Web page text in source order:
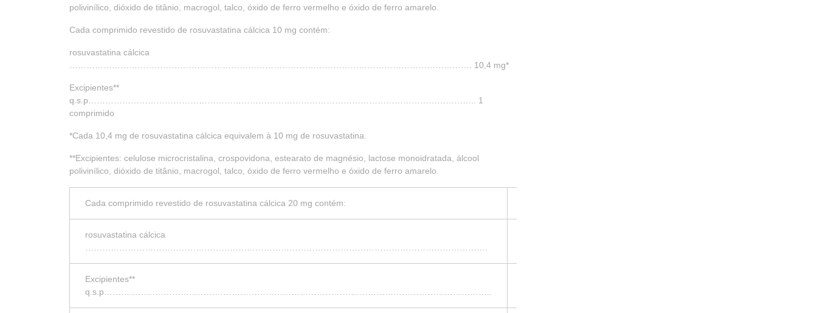
polivinílico, dióxido de titânio, macrogol, talco, óxido de ferro vermelho e óxido de ferro amarelo.
Cada comprimido revestido de rosuvastatina cálcica 10 mg contém:
rosuvastatina cálcica
……………………………………………………………………………………………………………………………. 10,4 mg*
Excipientes**
q.s.p……………………………………………………………………………………………………………………….. 1
comprimido
*Cada 10,4 mg de rosuvastatina cálcica equivalem à 10 mg de rosuvastatina.
**Excipientes: celulose microcristalina, crospovidona, estearato de magnésio, lactose monoidratada, álcool
polivinílico, dióxido de titânio, macrogol, talco, óxido de ferro vermelho e óxido de ferro amarelo.
Cada comprimido revestido de rosuvastatina cálcica 20 mg contém:
rosuvastatina cálcica
Excipientes**
q.s.p………………………………………………………………………………………………………………………..